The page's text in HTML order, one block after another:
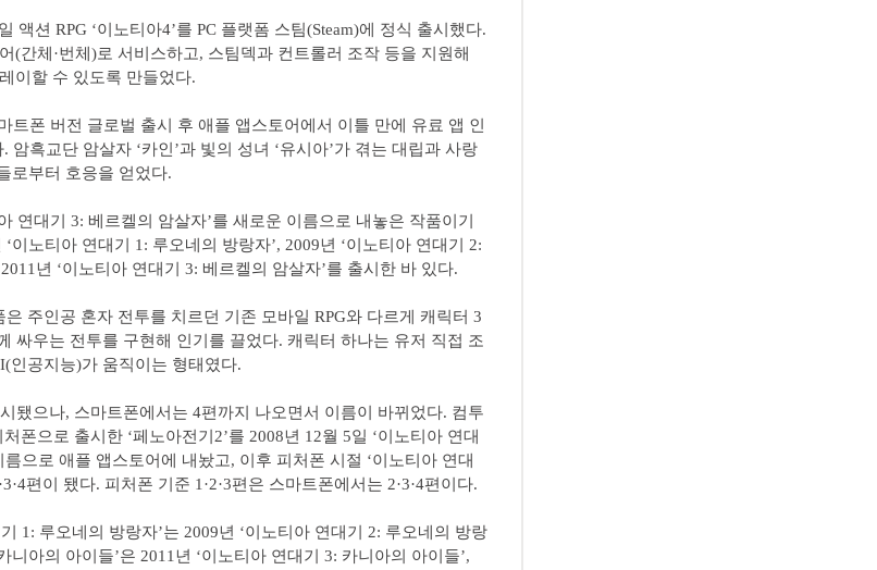
액션 RPG ‘이노티아4’를 PC 플랫폼 스팀(Steam)에 정식 출시했다.
(간체·번체)로 서비스하고, 스팀덱과 컨트롤러 조작 등을 지원해
이할 수 있도록 만들었다.
트폰 버전 글로벌 출시 후 애플 앱스토어에서 이틀 만에 유료 앱 인
암흑교단 암살자 ‘카인’과 빛의 성녀 ‘유시아’가 겪는 대립과 사랑
로부터 호응을 얻었다.
연대기 3: 베르켈의 암살자’를 새로운 이름으로 내놓은 작품이기
이노티아 연대기 1: 루오네의 방랑자’, 2009년 ‘이노티아 연대기 2:
년 ‘이노티아 연대기 3: 베르켈의 암살자’를 출시한 바 있다.
은 주인공 혼자 전투를 치르던 기존 모바일 RPG와 다르게 캐릭터 3
싸우는 전투를 구현해 인기를 끌었다. 캐릭터 하나는 유저 직접 조
인공지능)가 움직이는 형태였다.
됐으나, 스마트폰에서는 4편까지 나오면서 이름이 바뀌었다. 컴투
폰으로 출시한 ‘페노아전기2’를 2008년 12월 5일 ‘이노티아 연대
으로 애플 앱스토어에 내놨고, 이후 피처폰 시절 ‘이노티아 연대
편이 됐다. 피처폰 기준 1·2·3편은 스마트폰에서는 2·3·4편이다.
1: 루오네의 방랑자’는 2009년 ‘이노티아 연대기 2: 루오네의 방랑
니아의 아이들’은 2011년 ‘이노티아 연대기 3: 카니아의 아이들’,